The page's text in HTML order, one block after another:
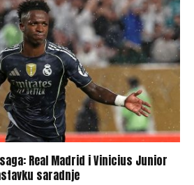
Real Madrid i Vinicius Junior
saradnje